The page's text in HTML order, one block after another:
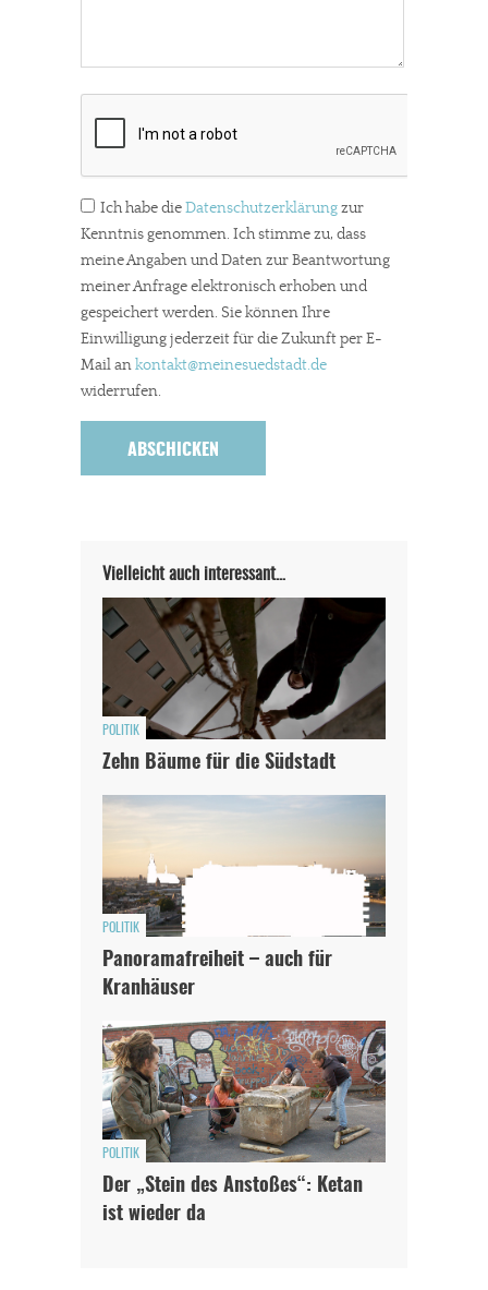
Ich habe dieDatenschutzerklärungzur
Kenntnis genommen. Ich stimme zu, dass
meine Angaben und Daten zur Beantwortung
meiner Anfrage elektronisch erhoben und
gespeichert werden. Sie können Ihre
Einwilligung jederzeit für die Zukunft per E-
Mail ankontakt@meinesuedstadt.de
widerrufen.
Vielleicht auch interessant…
POLITIK
Zehn Bäume für die Südstadt
POLITIK
Panoramafreiheit – auch für
Kranhäuser
POLITIK
Der „Stein des Anstoßes“: Ketan
ist wieder da